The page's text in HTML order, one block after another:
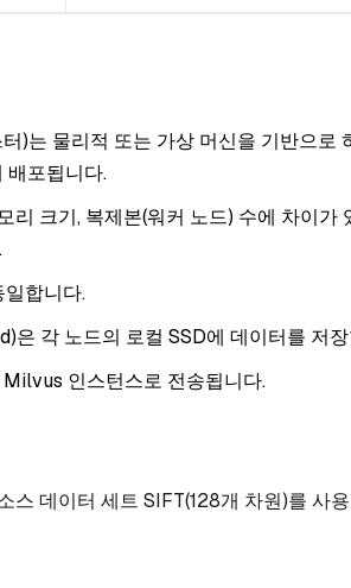
)는 물리적 또는 가상 머신을 기반으로
배포됩니다.
리 크기, 복제본(워커 노드) 수에 차이가
일합니다.
각 노드의 로컬 SSD에 데이터를 저
Milvus 인스턴스로 전송됩니다.
스 데이터 세트 SIFT(128개 차원)를 사